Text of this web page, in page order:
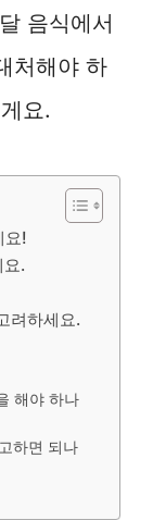
음식에서
처해야 하
요.
요!
.
려하세요.
해야 하나
하면 되나